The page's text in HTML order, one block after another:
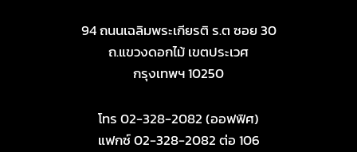
94 ถนนเฉลิมพระเกียรติ ร.ต ซอย 30
ถ.แขวงดอกไม้ เขตประเวศ
กรุงเทพฯ 10250
โทร 02-328-2082 (ออฟฟิศ)
แฟกซ์ 02-328-2082 ต่อ 106